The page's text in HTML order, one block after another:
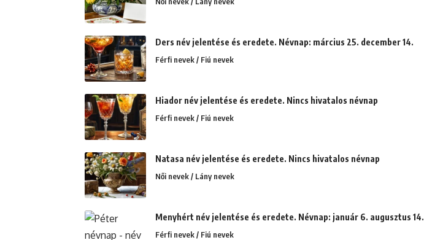
Ders név jelentése és eredete. Névnap: március 25. december 14.
Férfi nevek / Fiú nevek
Hiador név jelentése és eredete. Nincs hivatalos névnap
Férfi nevek / Fiú nevek
Natasa név jelentése és eredete. Nincs hivatalos névnap
Női nevek / Lány nevek
Menyhért név jelentése és eredete. Névnap: január 6. augusztus 14.
Férfi nevek / Fiú nevek